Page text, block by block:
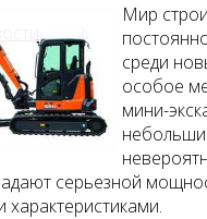
Мир
среди
особое
мини-
серьезной
характеристиками.